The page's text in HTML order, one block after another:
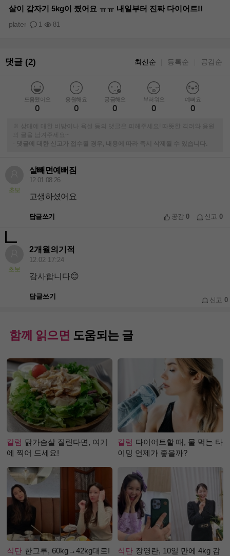
살이 갑자기 5kg이 쪘어요 ㅠㅠ 내일부터 진짜 다이어트!!
1 81
plater
댓글 (2) 최신순 등록순 공감순
도움됐어요
0
응원해요
0
궁금해요
0
부러워요
0
예뻐요
0
※ 상대에 대한 비방이나 욕설 등의 댓글은 피해주세요! 따뜻한 격려와 응원
의 글을 남겨주세요~
-
댓글에 대한 신고가 접수될 경우, 내용에 따라 즉시 삭제될 수 있습니다.
초보
살빼면예뻐짐
12.01 08:26
고생하셨어요
답글쓰기 공감0 신고 0
초보
2개월의기적
12.02 17:24
감사합니다😊
답글쓰기 신고 0
함께 읽으면 도움되는 글
칼럼 닭가슴살 질린다면, 여기
에 찍어 드세요!
칼럼 다이어트할 때, 물 먹는 타
이밍 언제가 좋을까?
식단 한그루, 60kg→42kg대로!
식단 장영란, 10일 만에 4kg 감